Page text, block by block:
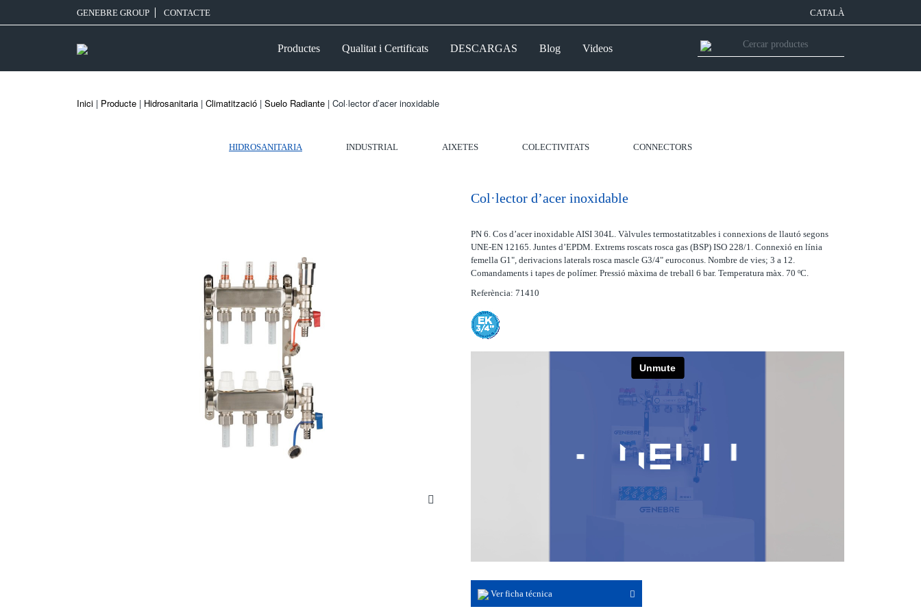
GENEBRE GROUP CONTACTE CATALÀ
Productes Qualitat i Certificats DESCARGAS Blog Videos
Inici | Producte | Hidrosanitaria | Climatització | Suelo Radiante | Col·lector d’acer inoxidable
HIDROSANITARIA INDUSTRIAL AIXETES COLECTIVITATS CONNECTORS
Col·lector d’acer inoxidable
PN 6. Cos d’acer inoxidable AISI 304L. Vàlvules termostatitzables i connexions de llautó segons
UNE-EN 12165. Juntes d’EPDM. Extrems roscats rosca gas (BSP) ISO 228/1. Connexió en línia
femella G1", derivacions laterals rosca mascle G3/4" euroconus. Nombre de vies; 3 a 12.
Comandaments i tapes de polímer. Pressió màxima de treball 6 bar. Temperatura màx. 70 ºC.
Referència: 71410
Ver ficha técnica